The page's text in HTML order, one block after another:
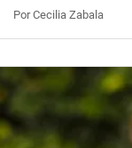
Por Cecilia Zabala